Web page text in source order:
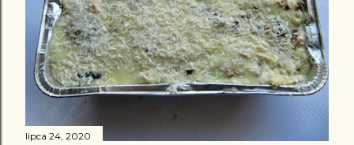
lipca 24, 2020